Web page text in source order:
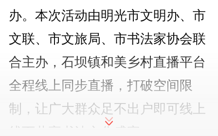
办。本次活动由明光市文明办、市
文联、市文旅局、市书法家协会联
合主办，石坝镇和美乡村直播平台
全程线上同步直播，打破空间限
制，让广大群众足不出户即可线上
线下共享书法文化盛宴。